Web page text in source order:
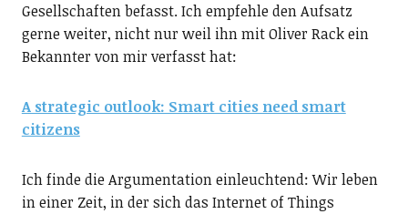
Gesellschaften befasst. Ich empfehle den Aufsatz
gerne weiter, nicht nur weil ihn mit Oliver Rack ein
Bekannter von mir verfasst hat:
A strategic outlook: Smart cities need smart
citizens
Ich finde die Argumentation einleuchtend: Wir leben
in einer Zeit, in der sich das Internet of Things